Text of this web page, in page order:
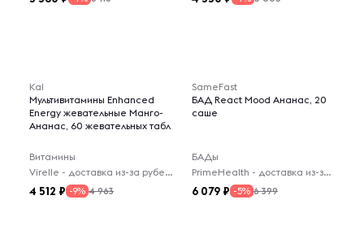
Kal
Мультивитамины Enhanced
Energy жевательные Манго-
Ананас, 60 жевательных табл
Витамины
Virelle - доставка из-за рубежа
4 512 -9% 4 963
SameFast
БАД React Mood Ананас, 20
саше
БАДы
PrimeHealth - доставка из-за рубежа
6 079 -5% 6 399